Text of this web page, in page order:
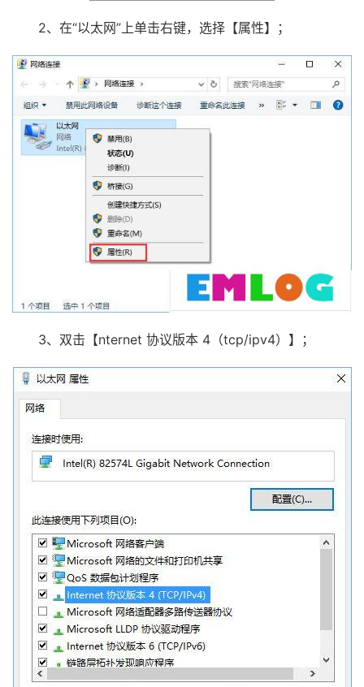
2、在“以太网”上单击右键，选择【属性】；
3、双击【nternet 协议版本 4（tcp/ipv4）】；